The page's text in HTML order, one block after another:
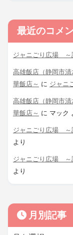
最近のコメ
ジャニごり広場 ～
高雄飯店（静岡市
華飯店～ に ジャニ
高雄飯店（静岡市
華飯店～ に マック
ジャニごり広場 ～
より
ジャニごり広場 ～
より
月別記事